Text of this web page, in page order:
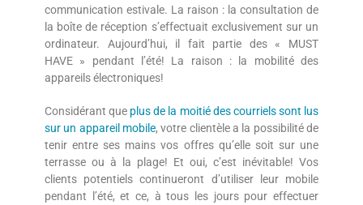
communication estivale. La raison : la consultation de
la boîte de réception s’effectuait exclusivement sur un
ordinateur. Aujourd’hui, il fait partie des « MUST
HAVE » pendant l’été! La raison : la mobilité des
appareils électroniques!
Considérant que plus de la moitié des courriels sont lus
sur un appareil mobile, votre clientèle a la possibilité de
tenir entre ses mains vos offres qu’elle soit sur une
terrasse ou à la plage! Et oui, c’est inévitable! Vos
clients potentiels continueront d’utiliser leur mobile
pendant l’été, et ce, à tous les jours pour effectuer